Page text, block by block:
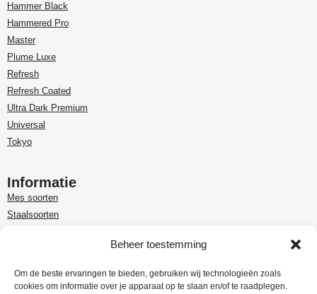
Beheer toestemming
Om de beste ervaringen te bieden, gebruiken wij technologieën zoals
cookies om informatie over je apparaat op te slaan en/of te raadplegen.
Hammer Black
Hammered Pro
Master
Plume Luxe
Refresh
Refresh Coated
Ultra Dark Premium
Universal
Tokyo
Informatie
Mes soorten
Staalsoorten
Customer care
Garantie en retour